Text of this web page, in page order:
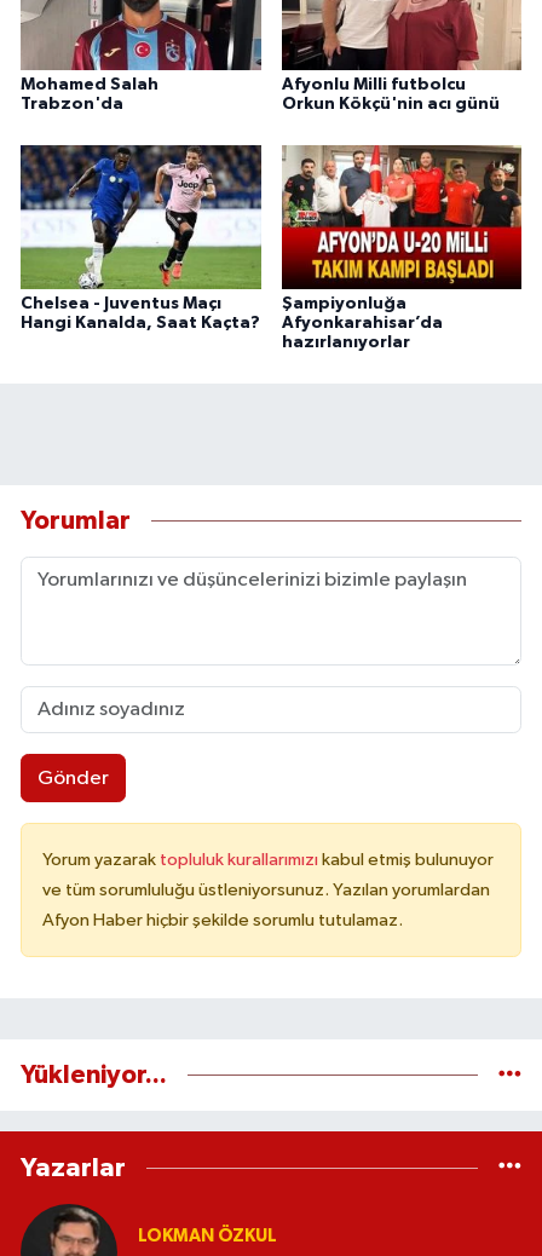
Mohamed Salah
Trabzon'da
Afyonlu Milli futbolcu
Orkun Kökçü'nin acı günü
Chelsea - Juventus Maçı
Hangi Kanalda, Saat Kaçta?
Şampiyonluğa
Afyonkarahisar’da
hazırlanıyorlar
Yorumlar
Gönder
Yorum yazarak topluluk kurallarımızı kabul etmiş bulunuyor
ve tüm sorumluluğu üstleniyorsunuz. Yazılan yorumlardan
Afyon Haber hiçbir şekilde sorumlu tutulamaz.
Yükleniyor...
Yazarlar
LOKMAN ÖZKUL